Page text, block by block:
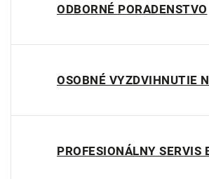
ODBORNÉ PORADENSTVO
OSOBNÉ VYZDVIHNUTIE
PROFESIONÁLNY SERVIS